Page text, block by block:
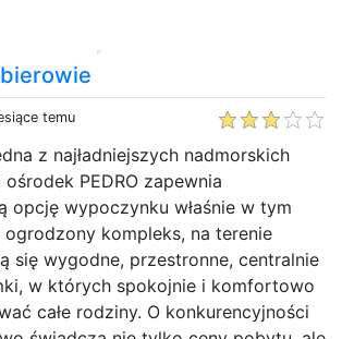
temu
z najładniejszych nadmorskich
PEDRO zapewnia
opcję wypoczynku właśnie w tym
kompleks, na terenie
się wygodne, przestronne, centralnie
w których spokojnie i komfortowo
całe rodziny. O konkurencyjności